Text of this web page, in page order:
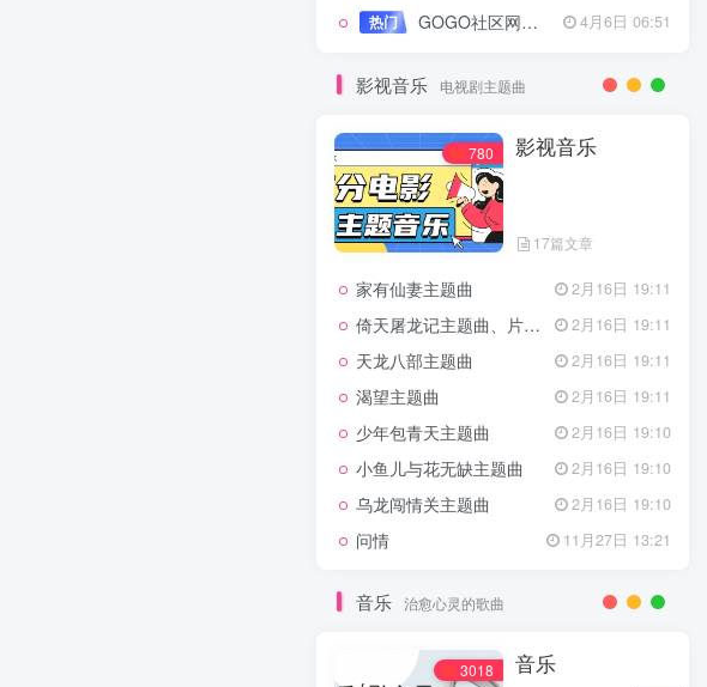
热门
GOGO社区网站搭建(自助服务) 4月6日 06:51
影视音乐 电视剧主题曲
780 影视音乐
17篇文章
家有仙妻主题曲 2月16日 19:11
倚天屠龙记主题曲、片头曲 2月16日 19:11
天龙八部主题曲 2月16日 19:11
渴望主题曲 2月16日 19:11
少年包青天主题曲 2月16日 19:10
小鱼儿与花无缺主题曲 2月16日 19:10
乌龙闯情关主题曲 2月16日 19:10
问情 11月27日 13:21
音乐 治愈心灵的歌曲
3018 音乐